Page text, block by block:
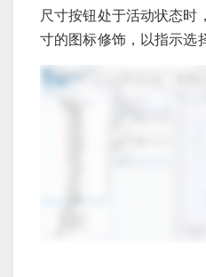
尺寸按钮处于活动状态时
寸的图标修饰，以指示选